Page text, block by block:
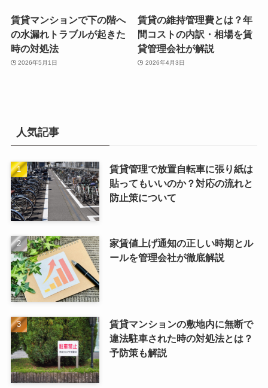
賃貸マンションで下の階へ
の水漏れトラブルが起きた
時の対処法
2026年5月1日
賃貸の維持管理費とは？年
間コストの内訳・相場を賃
貸管理会社が解説
2026年4月3日
人気記事
賃貸管理で放置自転車に張り紙は
貼ってもいいのか？対応の流れと
防止策について
家賃値上げ通知の正しい時期とル
ールを管理会社が徹底解説
賃貸マンションの敷地内に無断で
違法駐車された時の対処法とは？
予防策も解説